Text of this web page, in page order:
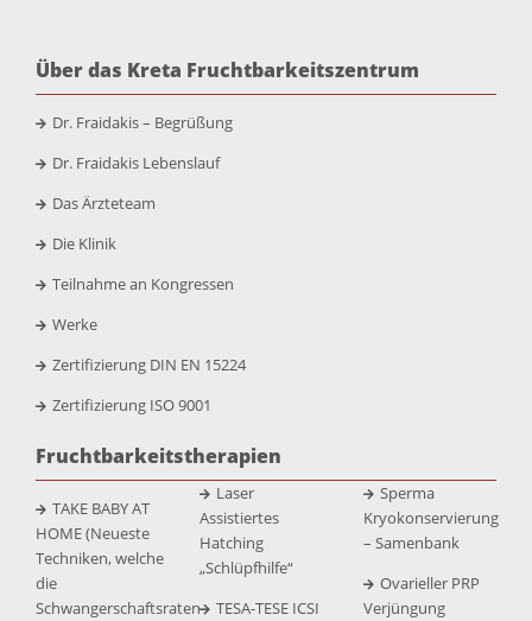
Über das Kreta Fruchtbarkeitszentrum
Dr. Fraidakis – Begrüßung
Dr. Fraidakis Lebenslauf
Das Ärzteteam
Die Klinik
Teilnahme an Kongressen
Werke
Zertifizierung DIN EN 15224
Zertifizierung ISO 9001
Fruchtbarkeitstherapien
TAKE BABY AT
HOME (Neueste
Techniken, welche
die
Schwangerschaftsraten
Laser
Assistiertes
Hatching
„Schlüpfhilfe“
TESA-TESE ICSI
Sperma
Kryokonservierung
– Samenbank
Ovarieller PRP
Verjüngung